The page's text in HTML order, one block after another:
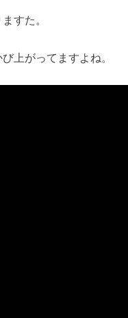
すた。
上がってますよね。